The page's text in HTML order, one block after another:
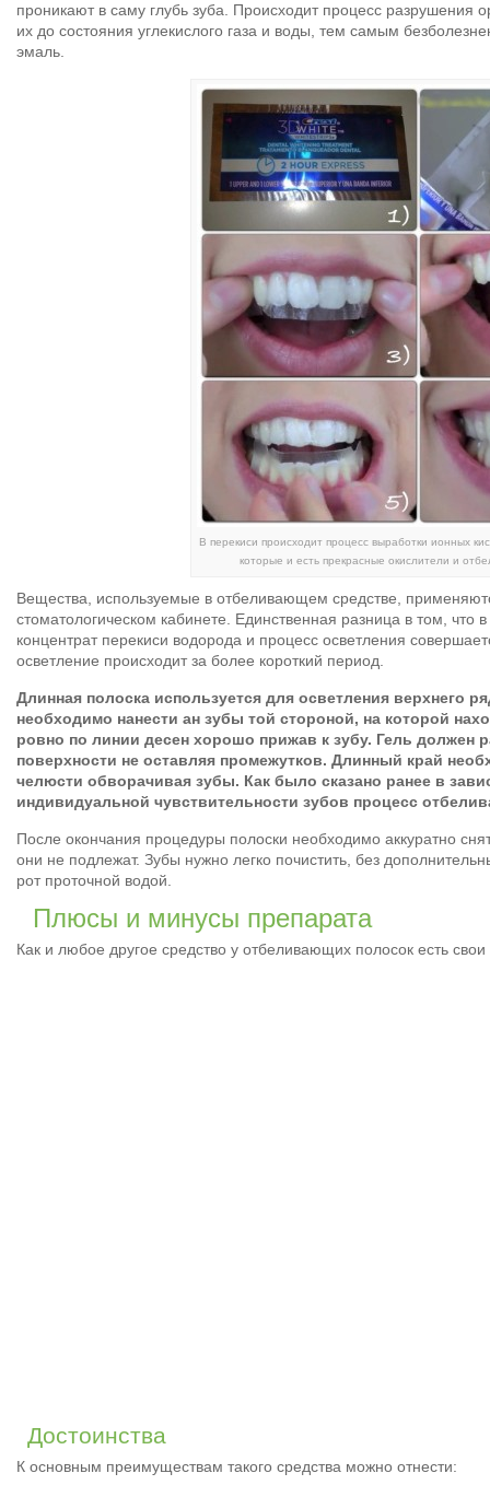
проникают в саму глубь зуба. Происходит процесс разрушения
их до состояния углекислого газа и воды, тем самым
эмаль.
В перекиси происходит процесс выработки ионных
которые и есть прекрасные окислители и
Вещества, используемые в отбеливающем средстве,
стоматологическом кабинете. Единственная разница в том, что
концентрат перекиси водорода и процесс осветления
осветление происходит за более короткий период.
Длинная полоска используется для осветления верхнего
необходимо нанести ан зубы той стороной, на которой
ровно по линии десен хорошо прижав к зубу. Гель должен
поверхности не оставляя промежутков. Длинный край
челюсти обворачивая зубы. Как было сказано ранее в
индивидуальной чувствительности зубов процесс
После окончания процедуры полоски необходимо аккуратно
они не подлежат. Зубы нужно легко почистить, без
рот проточной водой.
Плюсы и минусы препарата
Как и любое другое средство у отбеливающих полосок есть свои
Достоинства
К основным преимуществам такого средства можно отнести: